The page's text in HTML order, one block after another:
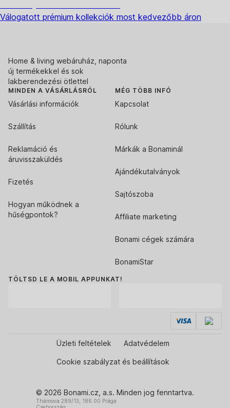
Válogatott prémium kollekciók most kedvezőbb áron
Home & living webáruház, naponta
új termékekkel és sok
lakberendezési ötlettel
MINDEN A VÁSÁRLÁSRÓL
Vásárlási információk
Szállítás
Reklamáció és
áruvisszaküldés
Fizetés
Hogyan működnek a
hűségpontok?
MÉG TÖBB INFÓ
Kapcsolat
Rólunk
Márkák a Bonaminál
Ajándékutalványok
Sajtószoba
Affiliate marketing
Bonami cégek számára
BonamiStar
TÖLTSD LE A MOBIL APPUNKAT!
Üzleti feltételek Adatvédelem
Cookie szabályzat és beállítások
© 2026 Bonami.cz, a.s. Minden jog fenntartva.
Thámova 289/13, 186 00 Prága